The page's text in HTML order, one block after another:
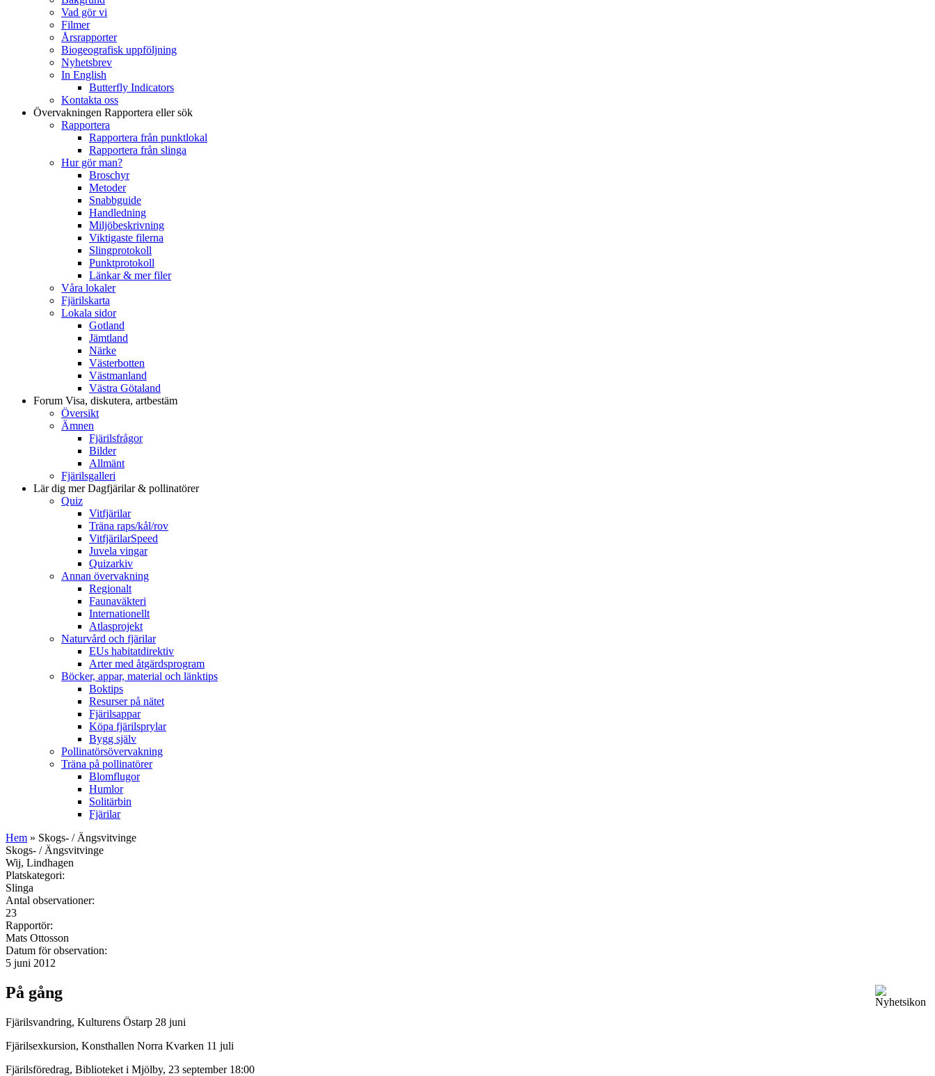
Vad gör vi
Filmer
Årsrapporter
Biogeografisk uppföljning
Nyhetsbrev
In English
Butterfly Indicators
Kontakta oss
Övervakningen Rapportera eller sök
Rapportera
Rapportera från punktlokal
Rapportera från slinga
Hur gör man?
Broschyr
Metoder
Snabbguide
Handledning
Miljöbeskrivning
Viktigaste filerna
Slingprotokoll
Punktprotokoll
Länkar & mer filer
Våra lokaler
Fjärilskarta
Lokala sidor
Gotland
Jämtland
Närke
Västerbotten
Västmanland
Västra Götaland
Forum Visa, diskutera, artbestäm
Översikt
Ämnen
Fjärilsfrågor
Bilder
Allmänt
Fjärilsgalleri
Lär dig merDagfjärilar & pollinatörer
Quiz
Vitfjärilar
Träna raps/kål/rov
VitfjärilarSpeed
Juvela vingar
Quizarkiv
Annan övervakning
Regionalt
Faunaväkteri
Internationellt
Atlasprojekt
Naturvård och fjärilar
EUs habitatdirektiv
Arter med åtgärdsprogram
Böcker, appar, material och länktips
Boktips
Resurser på nätet
Fjärilsappar
Köpa fjärilsprylar
Bygg själv
Pollinatörsövervakning
Träna på pollinatörer
Blomflugor
Humlor
Solitärbin
Fjärilar
Hem » Skogs- / Ängsvitvinge
Skogs- / Ängsvitvinge
Wij, Lindhagen
Platskategori:
Slinga
Antal observationer:
23
Rapportör:
Mats Ottosson
Datum för observation:
5 juni 2012
På gång
Fjärilsvandring, Kulturens Östarp 28 juni
Fjärilsexkursion, Konsthallen Norra Kvarken 11 juli
Fjärilsföredrag, Biblioteket i Mjölby, 23 september 18:00